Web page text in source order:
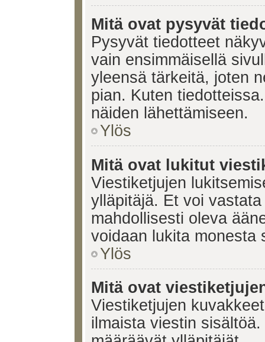
Mitä ovat pysyvät
Pysyvät tiedotteet
vain ensimmäisellä
yleensä tärkeitä, joten
pian. Kuten
näiden lähettämiseen.
Ylös
Mitä ovat lukitut
Viestiketjujen
ylläpitäjä. Et voi
mahdollisesti oleva
voidaan lukita monesta
Ylös
Mitä ovat
Viestiketjujen
ilmaista viestin